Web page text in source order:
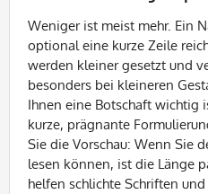
Weniger ist meist mehr. Ein
optional eine kurze Zeile
werden kleiner gesetzt und
besonders bei kleineren
Ihnen eine Botschaft wichtig
kurze, prägnante
Sie die Vorschau: Wenn Sie
lesen können, ist die Länge
helfen schlichte Schriften